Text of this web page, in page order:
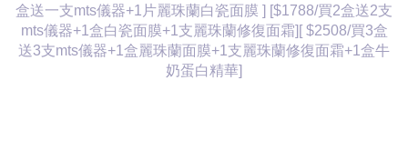
紋、緊致輪廓
✅ 修護煥膚：改善痤瘡疤痕、色素沈著，修復受損肌膚屏障
✅ 營養供給：為皮膚提供全方位營養，增強彈性與光澤感
✅ 水潤亮白：深層補水鎖水，提亮膚色，讓肌膚通透飽滿
✅ 抗衰維穩：調節皮膚狀態，改善敏感與暗沈，維持健康年輕